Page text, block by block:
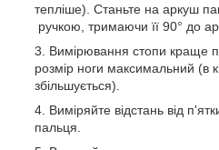
тепліше). Станьте на аркуш
ручкою, тримаючи її 90° до
Вимірювання стопи краще
розмір ноги максимальний (в
збільшується).
Виміряйте відстань від
пальця.